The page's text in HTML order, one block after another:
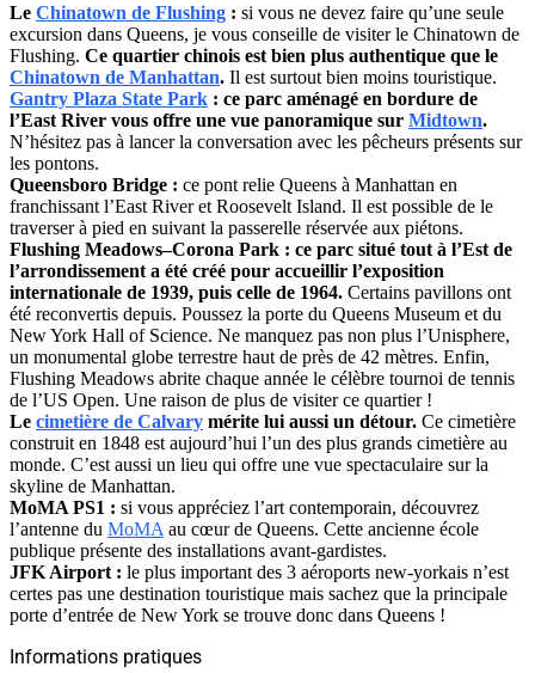
Le Chinatown de Flushing : si vous ne devez faire qu’une seule
excursion dans Queens, je vous conseille de visiter le Chinatown de
Flushing. Ce quartier chinois est bien plus authentique que le
Chinatown de Manhattan. Il est surtout bien moins touristique.
Gantry Plaza State Park : ce parc aménagé en bordure de
l’East River vous offre une vue panoramique sur Midtown.
N’hésitez pas à lancer la conversation avec les pêcheurs présents sur
les pontons.
Queensboro Bridge : ce pont relie Queens à Manhattan en
franchissant l’East River et Roosevelt Island. Il est possible de le
traverser à pied en suivant la passerelle réservée aux piétons.
Flushing Meadows–Corona Park : ce parc situé tout à l’Est de
l’arrondissement a été créé pour accueillir l’exposition
internationale de 1939, puis celle de 1964. Certains pavillons ont
été reconvertis depuis. Poussez la porte du Queens Museum et du
New York Hall of Science. Ne manquez pas non plus l’Unisphere,
un monumental globe terrestre haut de près de 42 mètres. Enfin,
Flushing Meadows abrite chaque année le célèbre tournoi de tennis
de l’US Open. Une raison de plus de visiter ce quartier !
Le cimetière de Calvary mérite lui aussi un détour. Ce cimetière
construit en 1848 est aujourd’hui l’un des plus grands cimetière au
monde. C’est aussi un lieu qui offre une vue spectaculaire sur la
skyline de Manhattan.
MoMA PS1 : si vous appréciez l’art contemporain, découvrez
l’antenne du MoMA au cœur de Queens. Cette ancienne école
publique présente des installations avant-gardistes.
JFK Airport : le plus important des 3 aéroports new-yorkais n’est
certes pas une destination touristique mais sachez que la principale
porte d’entrée de New York se trouve donc dans Queens !
Informations pratiques